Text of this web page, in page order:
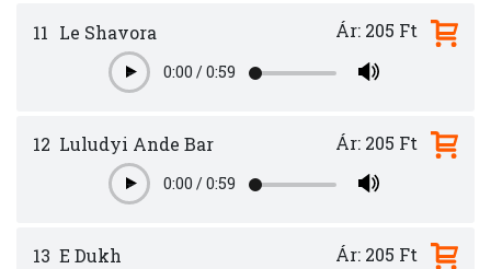
11 Le Shavora
Play0:00 /0:59
Ár: 205 Ft
12 Luludyi Ande Bar
Play0:00 /0:59
Ár: 205 Ft
13 E Dukh Ár: 205 Ft